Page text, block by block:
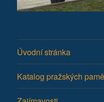
Úvodní stránka
Katalog pražských